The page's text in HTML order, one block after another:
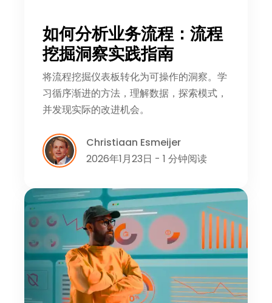
如何分析业务流程：流程
挖掘洞察实践指南
将流程挖掘仪表板转化为可操作的洞察。学
习循序渐进的方法，理解数据，探索模式，
并发现实际的改进机会。
Christiaan Esmeijer
2026年1月23日 - 1 分钟阅读